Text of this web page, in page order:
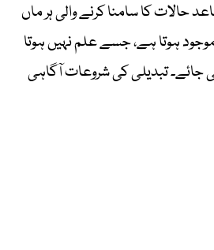
حالات کا سامنا کرنے والی ہر ماں
ہوتا ہے، جسے علم نہیں ہوتا
تبدیلی کی شروعات آگاہی